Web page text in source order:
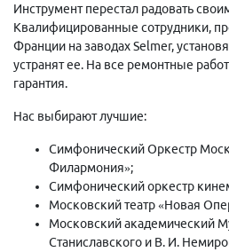
Инструмент перестал радовать
Квалифицированные сотрудники,
Франции на заводах Selmer,
устранят ее. На все ремонтные
гарантия.
Нас выбирают лучшие:
Симфонический Оркестр
Филармония»;
Симфонический оркестр
Московский театр «Новая
Московский академический
Станиславского и В. И.